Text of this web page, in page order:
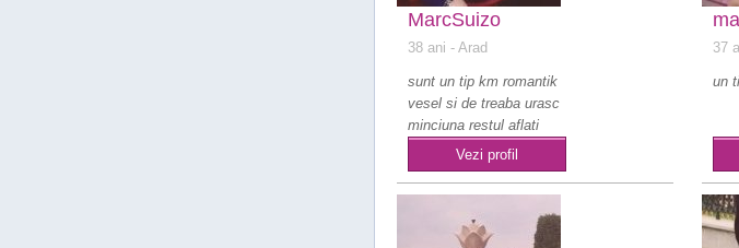
MarcSuizo
38 ani - Arad
sunt un tip km romantik
vesel si de treaba urasc
minciuna restul aflati
voi cum ..Vezi profil
37
un